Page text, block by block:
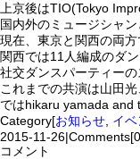
上京後はTIO(Tokyo
国内外のミュージシャ
現在、東京と関西の両
関西では11人編成のダ
社交ダンスパーティー
これまでの共演は山田
ではhikaru yamada and
Category[お知らせ イ
2015-11-26|
コメント